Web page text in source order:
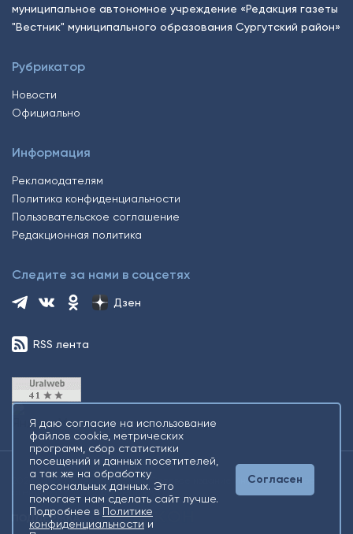
муниципальное автономное учреждение «Редакция газеты
"Вестник" муниципального образования Сургутский район»
Рубрикатор
Новости
Официально
Информация
Рекламодателям
Политика конфиденциальности
Пользовательское соглашение
Редакционная политика
Следите за нами в соцсетях
Дзен
RSS лента
2026 © Все права защищены. Сетевое издание Информационное
агентство «Югорский снегирь» +16
Я даю согласие на использование
файлов cookie, метрических
программ, сбор статистики
посещений и данных посетителей,
а так же на обработку
персональных данных. Это
помогает нам сделать сайт лучше.
Подробнее в Политике
конфиденциальности и
Согласен